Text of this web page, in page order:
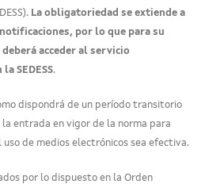
La obligatoriedad se extiende a
por lo que para su
acceder al servicio
SEDESS.
dispondrá de un período transitorio
la entrada en vigor de la norma para
de medios electrónicos sea efectiva.
por lo dispuesto en la Orden